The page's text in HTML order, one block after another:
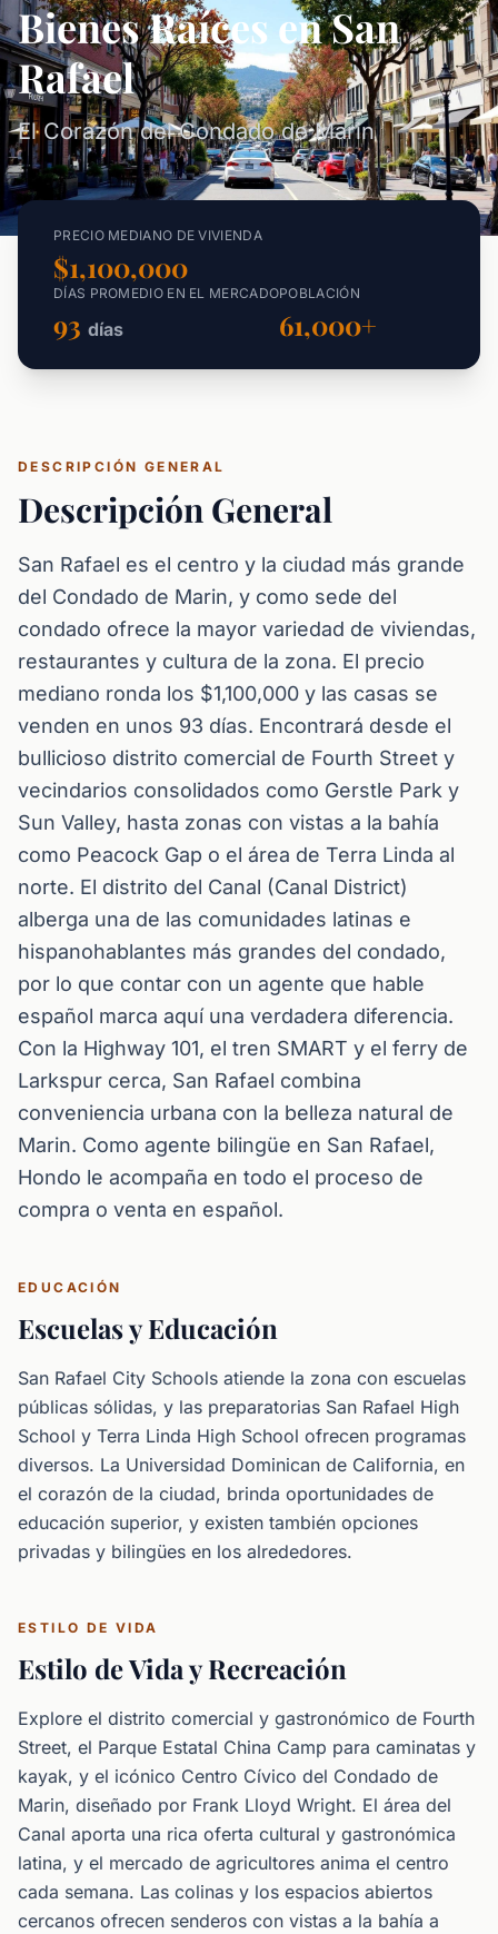
Bienes Raíces en San
Rafael
El Corazón del Condado de Marin
PRECIO MEDIANO DE VIVIENDA
$1,100,000
DÍAS PROMEDIO EN EL MERCADO
93 días
POBLACIÓN
61,000+
DESCRIPCIÓN GENERAL
Descripción General
San Rafael es el centro y la ciudad más grande
del Condado de Marin, y como sede del
condado ofrece la mayor variedad de viviendas,
restaurantes y cultura de la zona. El precio
mediano ronda los $1,100,000 y las casas se
venden en unos 93 días. Encontrará desde el
bullicioso distrito comercial de Fourth Street y
vecindarios consolidados como Gerstle Park y
Sun Valley, hasta zonas con vistas a la bahía
como Peacock Gap o el área de Terra Linda al
norte. El distrito del Canal (Canal District)
alberga una de las comunidades latinas e
hispanohablantes más grandes del condado,
por lo que contar con un agente que hable
español marca aquí una verdadera diferencia.
Con la Highway 101, el tren SMART y el ferry de
Larkspur cerca, San Rafael combina
conveniencia urbana con la belleza natural de
Marin. Como agente bilingüe en San Rafael,
Hondo le acompaña en todo el proceso de
compra o venta en español.
EDUCACIÓN
Escuelas y Educación
San Rafael City Schools atiende la zona con escuelas
públicas sólidas, y las preparatorias San Rafael High
School y Terra Linda High School ofrecen programas
diversos. La Universidad Dominican de California, en
el corazón de la ciudad, brinda oportunidades de
educación superior, y existen también opciones
privadas y bilingües en los alrededores.
ESTILO DE VIDA
Estilo de Vida y Recreación
Explore el distrito comercial y gastronómico de Fourth
Street, el Parque Estatal China Camp para caminatas y
kayak, y el icónico Centro Cívico del Condado de
Marin, diseñado por Frank Lloyd Wright. El área del
Canal aporta una rica oferta cultural y gastronómica
latina, y el mercado de agricultores anima el centro
cada semana. Las colinas y los espacios abiertos
cercanos ofrecen senderos con vistas a la bahía a